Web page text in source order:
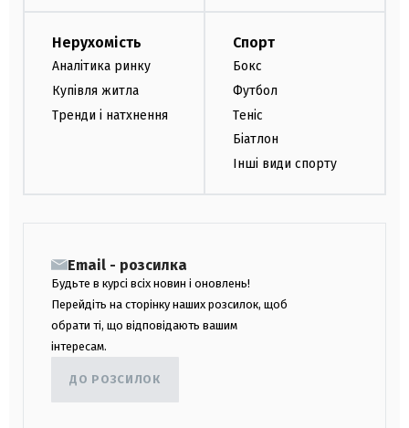
Нерухомість
Аналітика ринку
Купівля житла
Тренди і натхнення
Спорт
Бокс
Футбол
Теніс
Біатлон
Інші види спорту
Email - розсилка
Будьте в курсі всіх новин і оновлень!
Перейдіть на сторінку наших розсилок, щоб
обрати ті, що відповідають вашим
інтересам.
ДО РОЗСИЛОК